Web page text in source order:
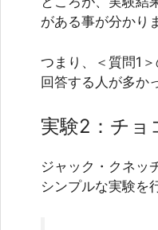
がある事が分かり
つまり、＜質問1
回答する人が多か
実験2：チョ
ジャック・クネッ
シンプルな実験を